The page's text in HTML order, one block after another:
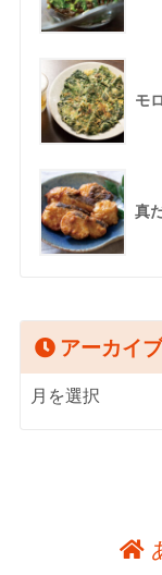
モ
真
アーカイブ